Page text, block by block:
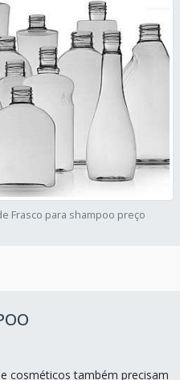
Frasco para shampoo preço
cosméticos também precisam